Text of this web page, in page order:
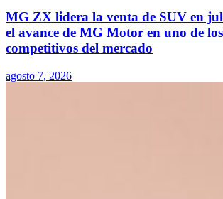
MG ZX lidera la venta de SUV en
el avance de MG Motor en uno de
competitivos del mercado
agosto 7, 2026